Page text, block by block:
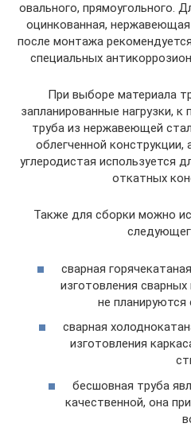
овального, прямоугольного.
оцинкованная, нержавеющая
после монтажа
специальных
При выборе материала
запланированные нагрузки, к
труба из нержавеющей
облегченной конструкции,
углеродистая используется
откатных
Также для сборки можно
сварная
изготовления
не планируются
сварная
изготовления
бесшовная труба
качественной, она